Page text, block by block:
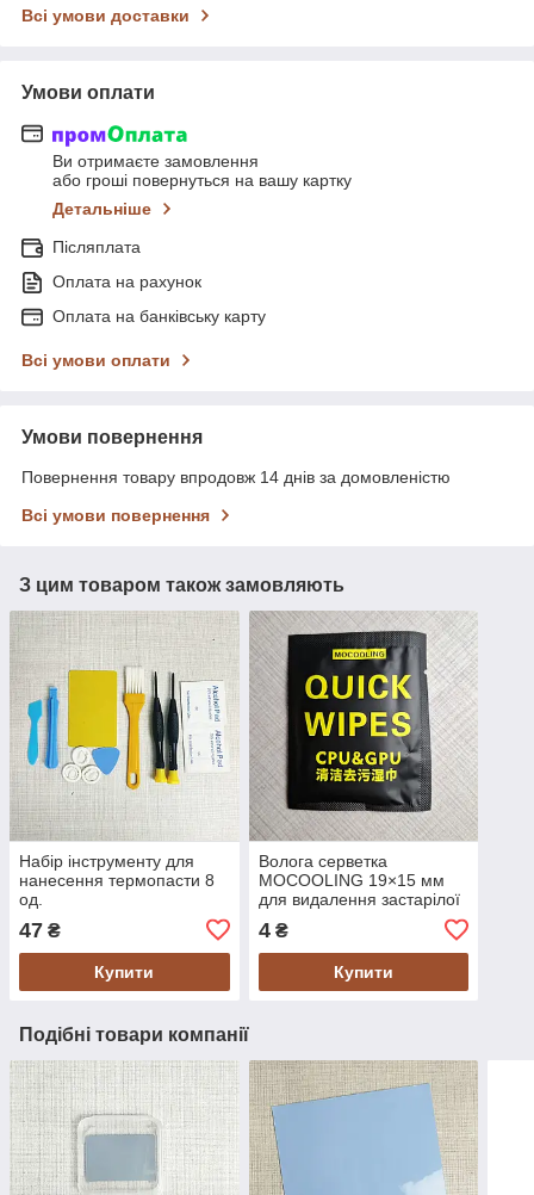
Всі умови доставки
Умови оплати
Ви отримаєте замовлення
або гроші повернуться на вашу картку
Детальніше
Післяплата
Оплата на рахунок
Оплата на банківську карту
Всі умови оплати
Умови повернення
Повернення товару впродовж 14 днів за домовленістю
Всі умови повернення
З цим товаром також замовляють
Набір інструменту для
нанесення термопасти 8
од.
47 ₴
Купити
Волога серветка
MOCOOLING 19×15 мм
для видалення застарілої
4₴
Купити
Подібні товари компанії